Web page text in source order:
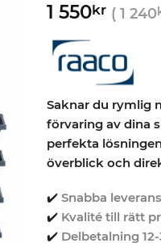
1 550kr ( 1 240
Saknar du rymlig
förvaring av dina
perfekta
överblick och
✔️ Snabba
✔️ Kvalité till rätt
✔️ Delbetalning